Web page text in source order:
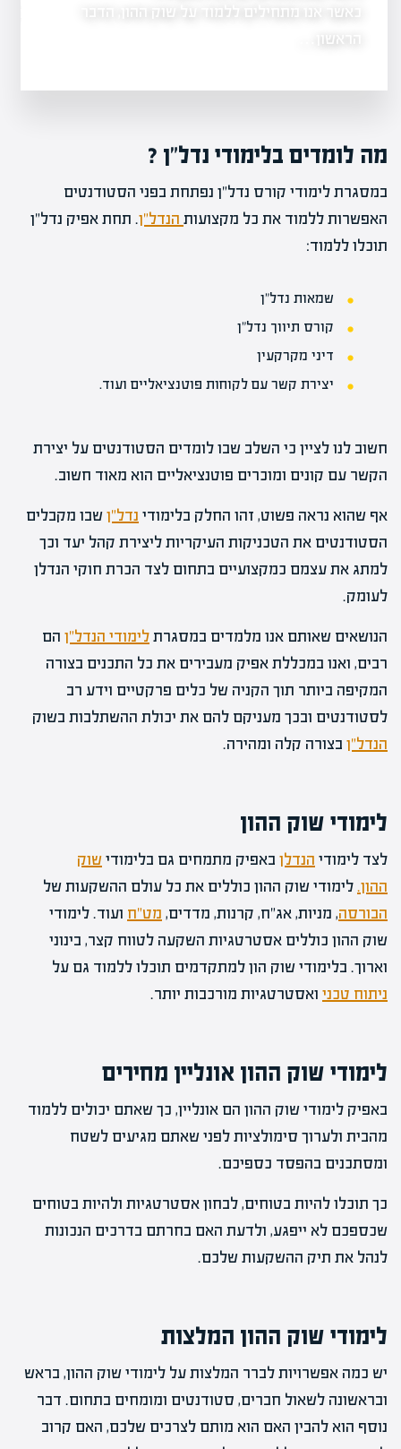
והבנה שלכאשר אנו מתחילים ללמוד על שוק ההון, הדבר
הראשון…
מה לומדים בלימודי נדל"ן ?
במסגרת לימודי קורס נדל"ן נפתחת בפני הסטודנטים
האפשרות ללמוד את כל מקצועות הנדל"ן. תחת אפיק נדל"ן
תוכלו ללמוד:
שמאות נדל"ן
קורס תיווך נדל"ן
דיני מקרקעין
יצירת קשר עם לקוחות פוטנציאליים ועוד.
חשוב לנו לציין כי השלב שבו לומדים הסטודנטים על יצירת
הקשר עם קונים ומוכרים פוטנציאליים הוא מאוד חשוב.
אף שהוא נראה פשוט, זהו החלק בלימודי נדל"ןשבו מקבלים
הסטודנטים את הטכניקות העיקריות ליצירת קהל יעד וכך
למתג את עצמם כמקצועיים בתחום לצד הכרת חוקי הנדלן
לעומק.
הנושאים שאותם אנו מלמדים במסגרתלימודי הנדל"ן הם
רבים, ואנו במכללת אפיק מעבירים את כל התכנים בצורה
המקיפה ביותר תוך הקניה של כלים פרקטיים וידע רב
לסטודנטים ובכך מעניקם להם את יכולת ההשתלבות בשוק
הנדל"ן בצורה קלה ומהירה.
לימודי שוק ההון
לצד לימודי הנדלן באפיק מתמחים גם בלימודישוק
ההון.לימודי שוק ההון כוללים את כל עולם ההשקעות של
הבורסה, מניות, אג"ח, קרנות, מדדים, מט"ח ועוד. לימודי
שוק ההון כוללים אסטרטגיות השקעה לטווח קצר, בינוני
וארוך. בלימודי שוק הון למתקדמים תוכלו ללמוד גם על
ניתוח טכני ואסטרטגיות מורכבות יותר.
לימודי שוק ההון אונליין מחירים
באפיק לימודי שוק ההון הם אונליין, כך שאתם יכולים ללמוד
מהבית ולערוך סימולציות לפני שאתם מגיעים לשטח
ומסתכנים בהפסד כספיכם.
כך תוכלו להיות בטוחים, לבחון אסטרטגיות ולהיות בטוחים
שכספכם לא ייפגע, ולדעת האם בחרתם בדרכים הנכונות
לנהל את תיק ההשקעות שלכם.
לימודי שוק ההון המלצות
יש כמה אפשרויות לברר המלצות על לימודי שוק ההון, בראש
ובראשונה לשאול חברים, סטודנטים ומומחים בתחום. דבר
נוסף הוא להבין האם הוא מותם לצרכים שלכם, האם קרוב